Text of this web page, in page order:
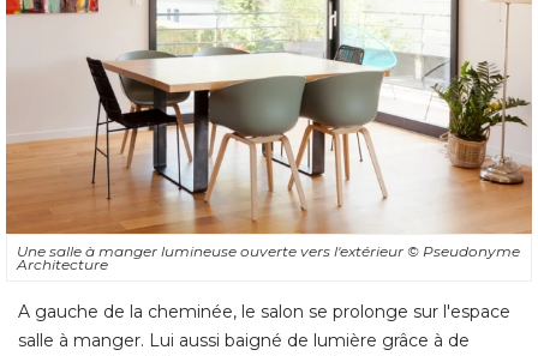
Une salle à manger lumineuse ouverte vers l'extérieur © Pseudonyme
Architecture
A gauche de la cheminée, le salon se prolonge sur l'espace
salle à manger. Lui aussi baigné de lumière grâce à de